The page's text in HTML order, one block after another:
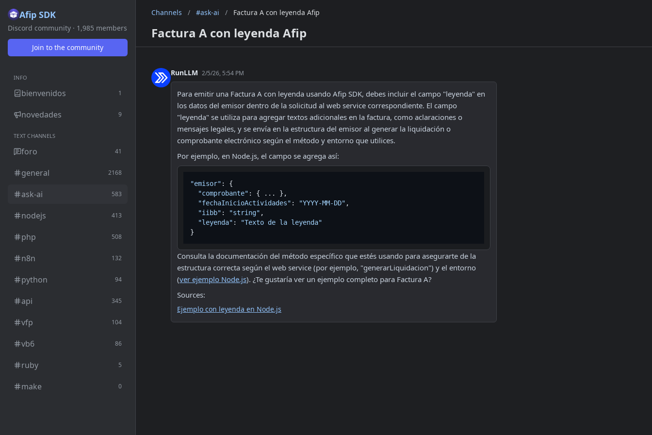
Afip SDK
Discord community · 1,985 members
Join to the community
INFO
bienvenidos 1
novedades 9
TEXT CHANNELS
foro 41
general 2168
ask-ai 583
nodejs 413
php 508
n8n 132
python 94
api 345
vfp 104
vb6 86
ruby 5
make 0
Channels / #ask-ai / Factura A con leyenda Afip
Factura A con leyenda Afip
RunLLM 2/5/26, 5:54 PM
Para emitir una Factura A con leyenda usando Afip SDK, debes incluir el campo "leyenda" en
los datos del emisor dentro de la solicitud al web service correspondiente. El campo
"leyenda" se utiliza para agregar textos adicionales en la factura, como aclaraciones o
mensajes legales, y se envía en la estructura del emisor al generar la liquidación o
comprobante electrónico según el método y entorno que utilices.
Por ejemplo, en Node.js, el campo se agrega así:
"emisor" : {
"comprobante" : { ... },
"fechaInicioActividades" : "YYYY-MM-DD" ,
"iibb" : "string" ,
"leyenda" :
"Texto de la leyenda"
Consulta la documentación del método específico que estés usando para asegurarte de la
estructura correcta según el web service (por ejemplo, "generarLiquidacion") y el entorno
(ver ejemplo Node.js). ¿Te gustaría ver un ejemplo completo para Factura A?
Sources:
Ejemplo con leyenda en Node.js